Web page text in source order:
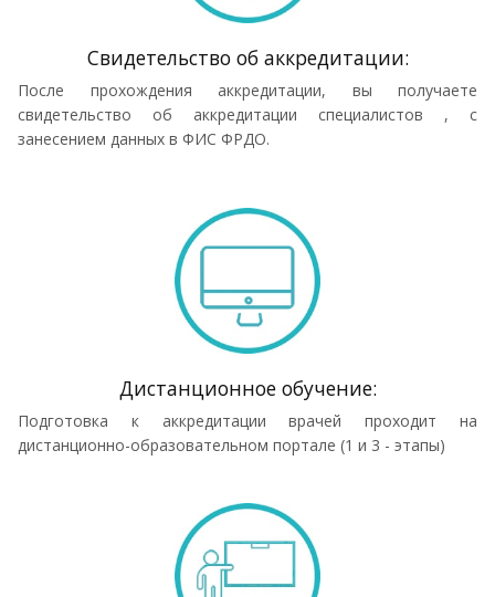
Cвидетельство об аккредитации:
После прохождения аккредитации, вы получаете
свидетельство об аккредитации специалистов , с
занесением данных в ФИС ФРДО.
Дистанционное обучение:
Подготовка к аккредитации врачей проходит на
дистанционно-образовательном портале (1 и 3 - этапы)